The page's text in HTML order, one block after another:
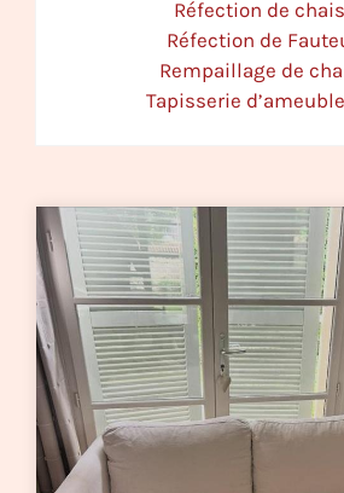
Réfection de
Réfection de
Rempaillage de
Tapisserie